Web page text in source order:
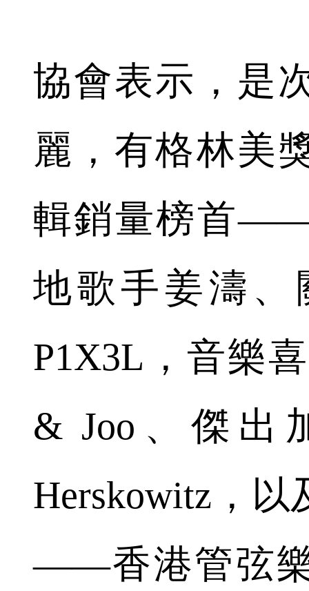
協會表示，是
麗，有格林美
輯銷量榜首
地歌手姜濤、
P1X3L，音樂
& Joo、傑出
Herskowitz，
——香港管弦